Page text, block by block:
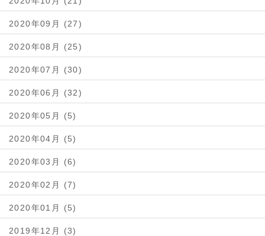
2020年09月 (27)
2020年08月 (25)
2020年07月 (30)
2020年06月 (32)
2020年05月 (5)
2020年04月 (5)
2020年03月 (6)
2020年02月 (7)
2020年01月 (5)
2019年12月 (3)